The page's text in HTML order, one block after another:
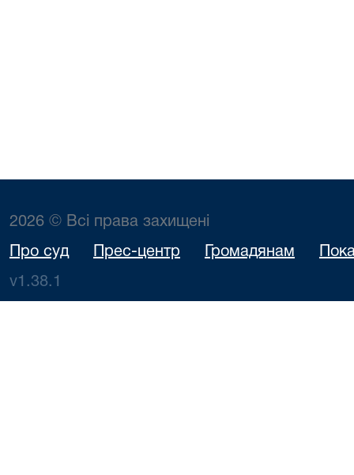
2026 © Всі права захищені
Про суд Прес-центр Громадянам
v1.38.1